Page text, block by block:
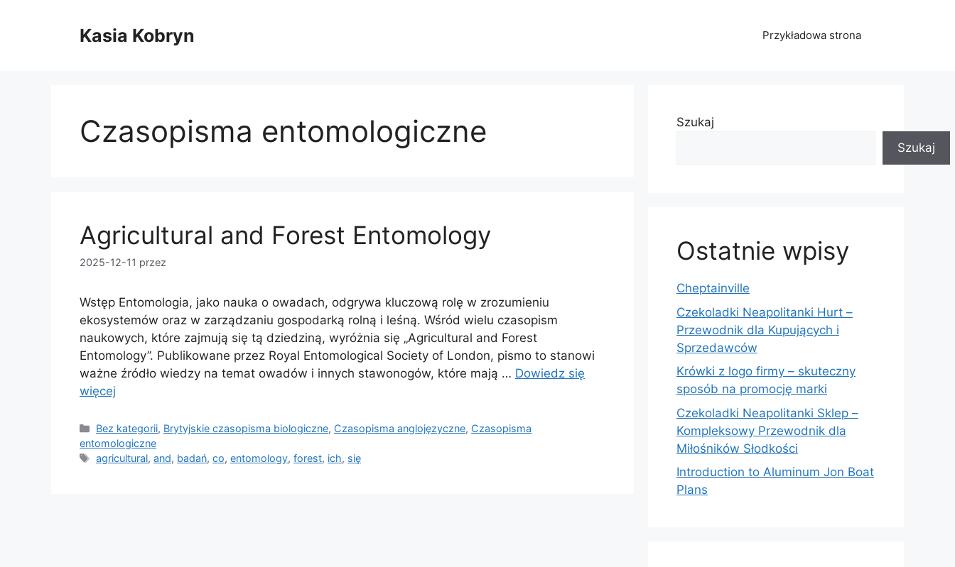
Kasia Kobryn Przykładowa strona
Czasopisma entomologiczne
Agricultural and Forest Entomology
2025-12-11 przez
Wstęp Entomologia, jako nauka o owadach, odgrywa kluczową rolę w zrozumieniu
ekosystemów oraz w zarządzaniu gospodarką rolną i leśną. Wśród wielu czasopism
naukowych, które zajmują się tą dziedziną, wyróżnia się „Agricultural and Forest
Entomology”. Publikowane przez Royal Entomological Society of London, pismo to stanowi
ważne źródło wiedzy na temat owadów i innych stawonogów, które mają … Dowiedz się
więcej
Kategorie
Bez kategorii, Brytyjskie czasopisma biologiczne, Czasopisma anglojęzyczne, Czasopisma
entomologiczne
Tagi
agricultural,and, badań,co,entomology,forest, ich, się
Szukaj
Szukaj
Ostatnie wpisy
Cheptainville
Czekoladki Neapolitanki Hurt –
Przewodnik dla Kupujących i
Sprzedawców
Krówki z logo firmy – skuteczny
sposób na promocję marki
Czekoladki Neapolitanki Sklep –
Kompleksowy Przewodnik dla
Miłośników Słodkości
Introduction to Aluminum Jon Boat
Plans